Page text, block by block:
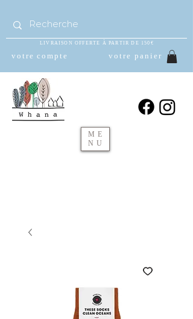
LIVRAISON OFFERTE À PARTIR DE 150€
votre compte votre panier
ME
NU